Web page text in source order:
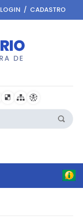
LOGIN / CADASTRO